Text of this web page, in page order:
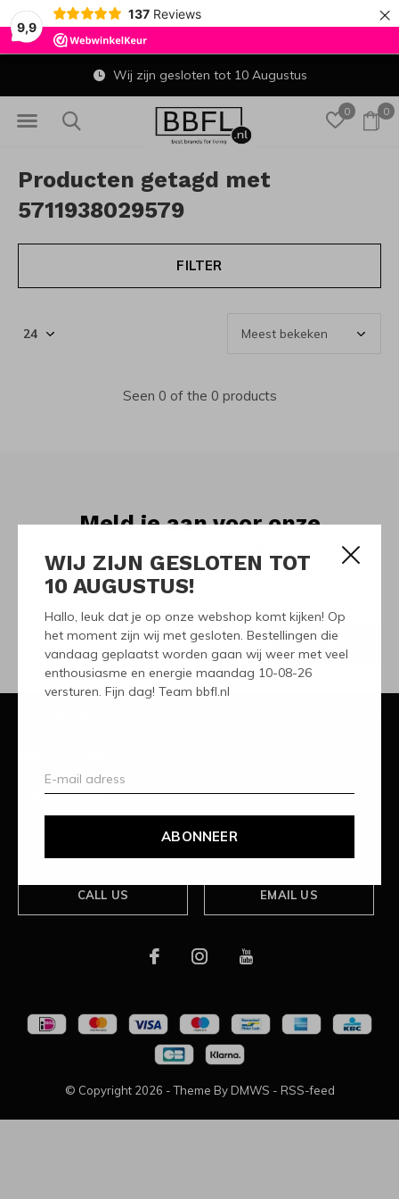
9,9
137 Reviews ×
WIJ ZIJN GESLOTEN TOT
10 AUGUSTUS!
Hallo, leuk dat je op onze webshop komt kijken! Op
het moment zijn wij met gesloten. Bestellingen die
vandaag geplaatst worden gaan wij weer met veel
enthousiasme en energie maandag 10-08-26
versturen. Fijn dag! Team bbfl.nl
ABONNEER
0 0
Wij zijn gesloten tot 10 Augustus
Producten getagd met
5711938029579
FILTER
Seen 0 of the 0 products
Meld je aan voor onze
nieuwsbrief
Ontvang de nieuwste aanbiedingen en promoties
ABONNEER
Categorieën
CALL US EMAIL US
© Copyright 2026 - Theme By DMWS - RSS-feed